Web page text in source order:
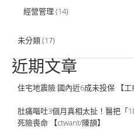
經營管理 (14)
未分類(17)
近期文章
住宅地震險 國內近6成未投保 【工
肚痛嘔吐3個月真相太扯！醫把
死險喪命 【ctwant/陳頡】